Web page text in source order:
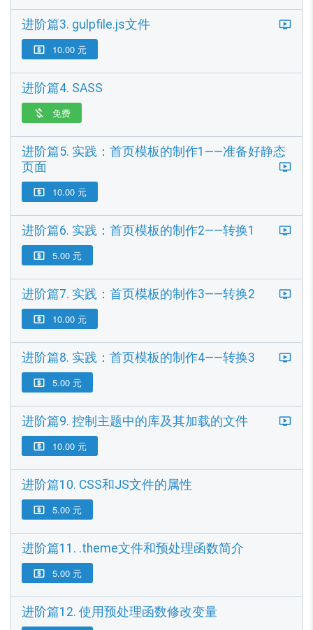
进阶篇3. gulpfile.js文件
 10.00 元
进阶篇4. SASS
 免费
进阶篇5. 实践：首页模板的制作1——准备好静态
页面
 10.00 元
进阶篇6. 实践：首页模板的制作2——转换1
 5.00 元
进阶篇7. 实践：首页模板的制作3——转换2
 10.00 元
进阶篇8. 实践：首页模板的制作4——转换3
 5.00 元
进阶篇9. 控制主题中的库及其加载的文件
 10.00 元
进阶篇10. CSS和JS文件的属性
 5.00 元
进阶篇11. .theme文件和预处理函数简介
 5.00 元
进阶篇12. 使用预处理函数修改变量